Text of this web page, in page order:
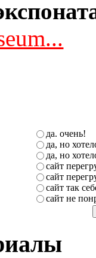
да. очень!
да, но
да, но
сайт
сайт
сайт так
сайт не